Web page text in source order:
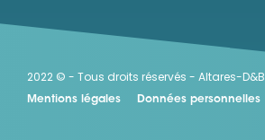
2022 © - Tous droits réservés - Altares-D&B
Mentions légales Données personnelles